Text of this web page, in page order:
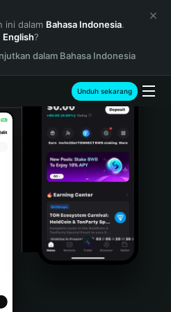
ini dalam Bahasa Indonesia.
English?
dalam Bahasa Indonesia
Unduh sekarang